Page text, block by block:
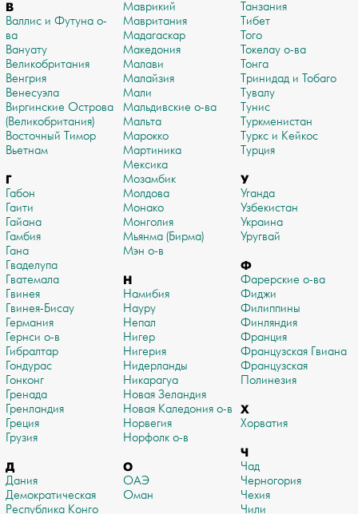
В
Валлис и Футуна о-
ва
Вануату
Великобритания
Венгрия
Венесуэла
Виргинские Острова
(Великобритания)
Восточный Тимор
Вьетнам
Г
Габон
Гаити
Гайана
Гамбия
Гана
Гваделупа
Гватемала
Гвинея
Гвинея-Бисау
Германия
Гернси о-в
Гибралтар
Гондурас
Гонконг
Гренада
Гренландия
Греция
Грузия
Д
Дания
Демократическая
Республика Конго
Маврикий
Мавритания
Мадагаскар
Македония
Малави
Малайзия
Мали
Мальдивские о-ва
Мальта
Марокко
Мартиника
Мексика
Мозамбик
Молдова
Монако
Монголия
Мьянма (Бирма)
Мэн о-в
Н
Намибия
Науру
Непал
Нигер
Нигерия
Нидерланды
Никарагуа
Новая Зеландия
Новая Каледония о-в
Норвегия
Норфолк о-в
О
ОАЭ
Оман
Танзания
Тибет
Того
Токелау о-ва
Тонга
Тринидад и Тобаго
Тувалу
Тунис
Туркменистан
Туркс и Кейкос
Турция
У
Уганда
Узбекистан
Украина
Уругвай
Ф
Фарерские о-ва
Фиджи
Филиппины
Финляндия
Франция
Французская Гвиана
Французская
Полинезия
Х
Хорватия
Ч
Чад
Черногория
Чехия
Чили